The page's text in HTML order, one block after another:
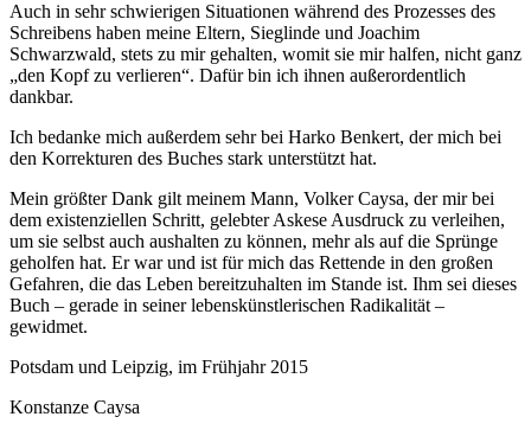
Auch in sehr schwierigen Situationen während des Prozesses des
Schreibens haben meine Eltern, Sieglinde und Joachim
Schwarzwald, stets zu mir gehalten, womit sie mir halfen, nicht ganz
„den Kopf zu verlieren“. Dafür bin ich ihnen außerordentlich
dankbar.
Ich bedanke mich außerdem sehr bei Harko Benkert, der mich bei
den Korrekturen des Buches stark unterstützt hat.
Mein größter Dank gilt meinem Mann, Volker Caysa, der mir bei
dem existenziellen Schritt, gelebter Askese Ausdruck zu verleihen,
um sie selbst auch aushalten zu können, mehr als auf die Sprünge
geholfen hat. Er war und ist für mich das Rettende in den großen
Gefahren, die das Leben bereitzuhalten im Stande ist. Ihm sei dieses
Buch – gerade in seiner lebenskünstlerischen Radikalität –
gewidmet.
Potsdam und Leipzig, im Frühjahr 2015
Konstanze Caysa